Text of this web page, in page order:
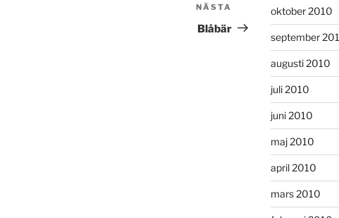
inlägg
NÄSTA
Blåbär
oktober 2010
september
augusti 2010
juli 2010
juni 2010
maj 2010
april 2010
mars 2010